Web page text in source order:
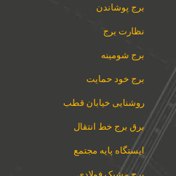
برج پوشاندن
نظارت برج
برج شومینه
برج خود حمایت
روشنایی خیابان قطب
برق برج خط انتقال
ایستگاه پایه مجتمع